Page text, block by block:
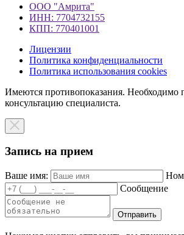
ООО "Амрита"
ИНН: 7704732155
КПП: 770401001
Лицензии
Политика конфиденциальности
Политика использования cookies
Имеются противопоказания. Необходимо
консультацию специалиста.
Запись на прием
Ваше имя:
Сообщение
Отправить